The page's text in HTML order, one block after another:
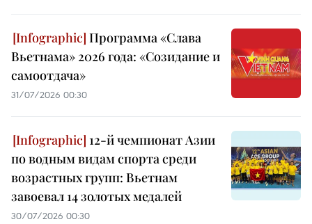
Программа «Слава
Вьетнама» 2026 года: «Созидание и
самоотдача»
31/07/2026 00:30
12-й чемпионат Азии
по водным видам спорта среди
возрастных групп: Вьетнам
завоевал 14 золотых медалей
30/07/2026 00:30